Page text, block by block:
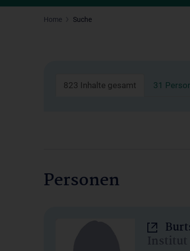
Home Suche
823 Inhalte gesamt 31
Personen
Institut